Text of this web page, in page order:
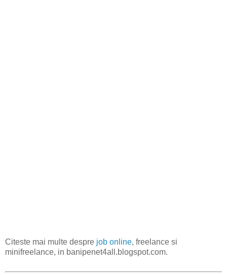
Citeste mai multe despre job online, freelance si
minifreelance, in banipenet4all.blogspot.com.